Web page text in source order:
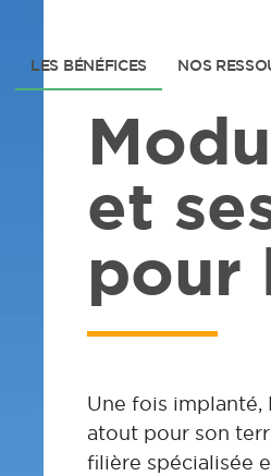
LES BÉNÉFICES NOS
et
pour
Une fois implanté,
atout pour son
filière spécialisée